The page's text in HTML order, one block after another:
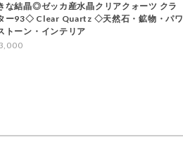
な結晶◎ゼッカ産水晶クリアクォーツ クラ
ー93◇ Clear Quartz ◇天然石・鉱物・パワ
トーン・インテリア